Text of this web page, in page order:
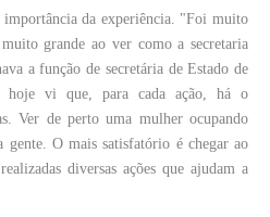
importância da experiência. "Foi muito
grande ao ver como a secretaria
a função de secretária de Estado de
vi que, para cada ação, há o
Ver de perto uma mulher ocupando
O mais satisfatório é chegar ao
diversas ações que ajudam a